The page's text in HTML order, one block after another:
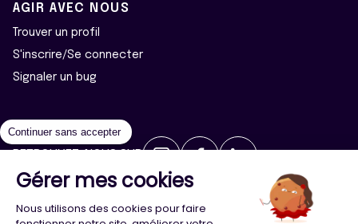
AGIR AVEC NOUS
Trouver un profil
S'inscrire/Se connecter
Signaler un bug
2026 ©Majeur·e·s - Tous droits réservés
Politique de confidentialité
Cookies
Continuer sans accepter
Gérer mes cookies
Nous utilisons des cookies pour faire